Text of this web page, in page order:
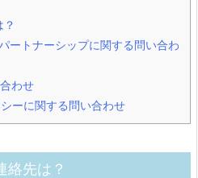
ートナーシップに関する問い合わ
わせ
ーに関する問い合わせ
絡先は？